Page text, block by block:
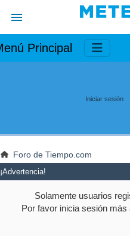
Principal
Iniciar sesión
Foro de Tiempo.com
¡Advertencia!
Solamente usuarios
Por favor inicia sesión más